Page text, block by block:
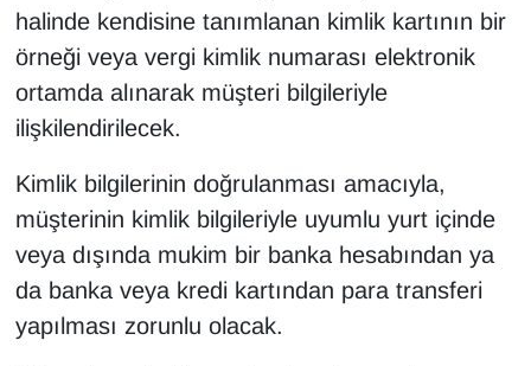
halinde kendisine tanımlanan kimlik kartının bir
örneği veya vergi kimlik numarası elektronik
ortamda alınarak müşteri bilgileriyle
ilişkilendirilecek.
Kimlik bilgilerinin doğrulanması amacıyla,
müşterinin kimlik bilgileriyle uyumlu yurt içinde
veya dışında mukim bir banka hesabından ya
da banka veya kredi kartından para transferi
yapılması zorunlu olacak.